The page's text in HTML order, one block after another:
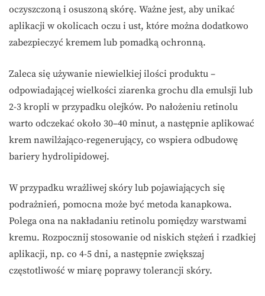
oczyszczoną i osuszoną skórę. Ważne jest, aby unikać
aplikacji w okolicach oczu i ust, które można dodatkowo
zabezpieczyć kremem lub pomadką ochronną.
Zaleca się używanie niewielkiej ilości produktu –
odpowiadającej wielkości ziarenka grochu dla emulsji lub
2-3 kropli w przypadku olejków. Po nałożeniu retinolu
warto odczekać około 30–40 minut, a następnie aplikować
krem nawilżająco-regenerujący, co wspiera odbudowę
bariery hydrolipidowej.
W przypadku wrażliwej skóry lub pojawiających się
podrażnień, pomocna może być metoda kanapkowa.
Polega ona na nakładaniu retinolu pomiędzy warstwami
kremu. Rozpocznij stosowanie od niskich stężeń i rzadkiej
aplikacji, np. co 4-5 dni, a następnie zwiększaj
częstotliwość w miarę poprawy tolerancji skóry.